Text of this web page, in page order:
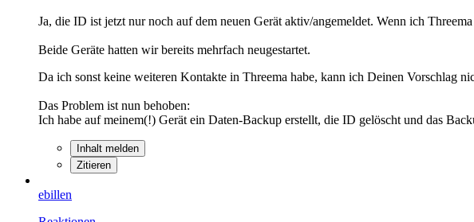
Ja, die ID ist jetzt nur noch auf dem neuen Gerät aktiv/angemeldet. Wenn ich
Beide Geräte hatten wir bereits mehrfach neugestartet.
Da ich sonst keine weiteren Kontakte in Threema habe, kann ich Deinen Vorschlag
Das Problem ist nun behoben:
Ich habe auf meinem(!) Gerät ein Daten-Backup erstellt, die ID gelöscht und das
Inhalt melden
Zitieren
ebillen